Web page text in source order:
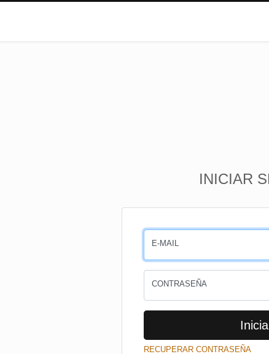
INICIAR
E-MAIL
CONTRASEÑA
RECUPERAR CONTRASEÑA